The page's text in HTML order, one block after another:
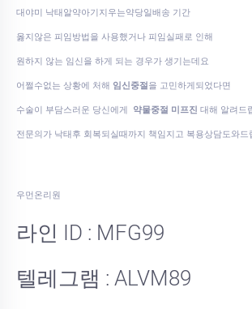
대야미 낙태알약아기지우는약당일배송 기간
옳지않은 피임방법을 사용했거나 피임실패로 인해
원하지 않는 임신을 하게 되는 경우가 생기는데요
어쩔수없는 상황에 처해 임신중절을 고민하게되었다면
수술이 부담스러운 당신에게 약물중절 미프진 대해 알려드
전문의가 낙태후 회복되실때까지 책임지고 복용상담도와드
우먼온리원
라인 ID : MFG99
텔레그램 : ALVM89